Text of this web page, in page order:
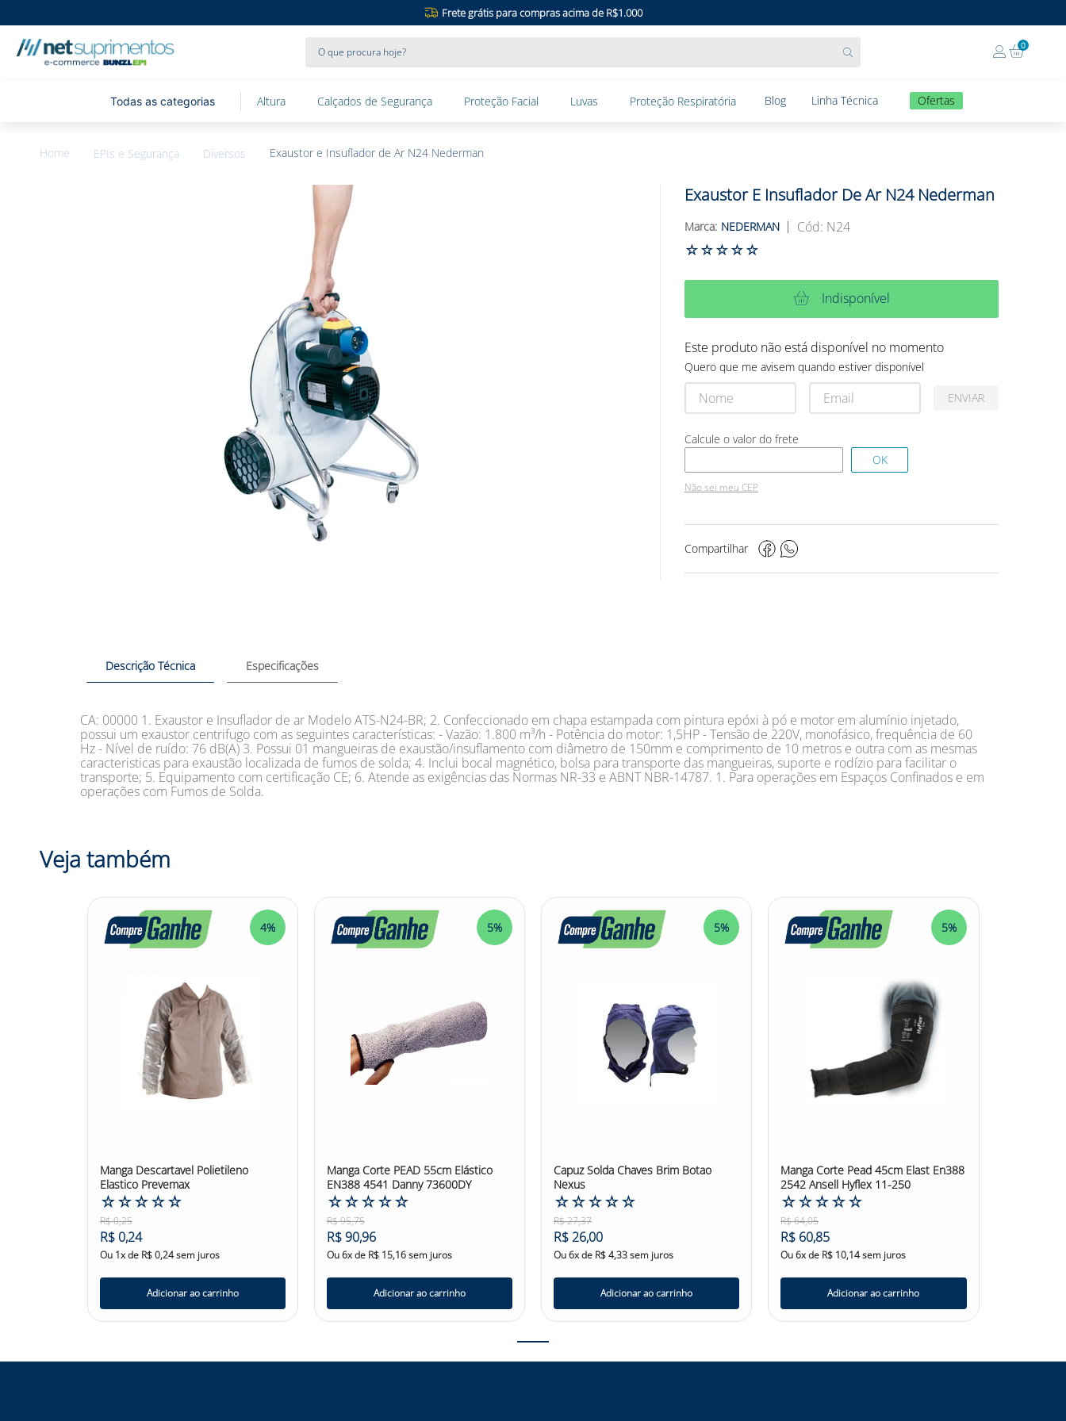
Frete grátis para compras acima de R$1.000
0
Altura Calçados de Segurança Proteção Facial Luvas Proteção Respiratória Blog Linha Técnica Ofertas
EPIs e Segurança Diversos Exaustor e Insuflador de Ar N24 Nederman
Exaustor E Insuflador De Ar N24 Nederman
NEDERMAN : N24
☆☆☆☆☆
Indisponível
Este produto não está disponível no momento
Quero que me avisem quando estiver disponível
ENVIAR
Não sei meu CEP
Compartilhar
Descrição Técnica Especificações
CA: 00000 1. Exaustor e Insuflador de ar Modelo ATS-N24-BR; 2. Confeccionado em chapa estampada com pintura epóxi à pó e motor em alumínio injetado,
possui um exaustor centrifugo com as seguintes características: - Vazão: 1.800 m³/h - Potência do motor: 1,5HP - Tensão de 220V, monofásico, frequência de 60
Hz - Nível de ruído: 76 dB(A) 3. Possui 01 mangueiras de exaustão/insuflamento com diâmetro de 150mm e comprimento de 10 metros e outra com as mesmas
caracteristicas para exaustão localizada de fumos de solda; 4. Inclui bocal magnético, bolsa para transporte das mangueiras, suporte e rodízio para facilitar o
transporte; 5. Equipamento com certificação CE; 6. Atende as exigências das Normas NR-33 e ABNT NBR-14787. 1. Para operações em Espaços Confinados e em
operações com Fumos de Solda.
Veja também
4%
Manga Descartavel Polietileno
Elastico Prevemax
☆☆☆☆☆
R$0,25
R$ 0,24
Ou 1x de R$ 0,24sem juros
Adicionar ao carrinho
5%
Manga Corte PEAD 55cm Elástico
EN388 4541 Danny 73600DY
☆☆☆☆☆
R$95,75
R$90,96
Ou6x de R$ 15,16sem juros
Adicionar ao carrinho
5%
Capuz Solda Chaves Brim Botao
Nexus
☆☆☆☆☆
R$27,37
R$26,00
Ou6x de R$4,33sem juros
Adicionar ao carrinho
5%
Manga Corte Pead 45cm Elast En388
2542 Ansell Hyflex 11-250
☆☆☆☆☆
R$64,05
R$ 60,85
Ou6x de R$ 10,14sem juros
Adicionar ao carrinho